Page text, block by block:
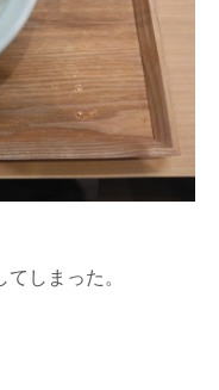
しまった。